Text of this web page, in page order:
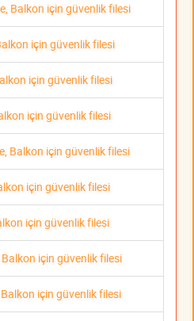
Balkon için güvenlik filesi
için güvenlik filesi
için güvenlik filesi
için güvenlik filesi
Balkon için güvenlik filesi
için güvenlik filesi
için güvenlik filesi
için güvenlik filesi
için güvenlik filesi